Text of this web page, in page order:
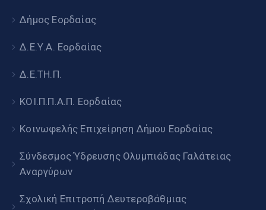
Δήμος Εορδαίας
Δ.Ε.Υ.Α. Εορδαίας
Δ.Ε.ΤΗ.Π.
ΚΟΙ.Π.Π.Α.Π. Εορδαίας
Κοινωφελής Επιχείρηση Δήμου Εορδαίας
Σύνδεσμος Ύδρευσης Ολυμπιάδας Γαλάτειας
Αναργύρων
Σχολική Επιτροπή Δευτεροβάθμιας